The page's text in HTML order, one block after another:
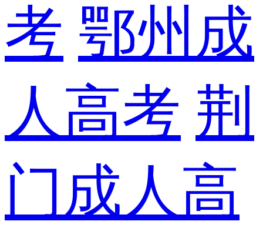
考 鄂州成
人高考 荆
门成人高